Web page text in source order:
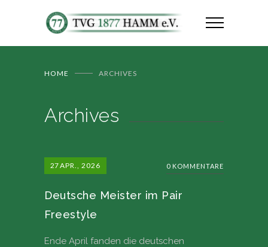
HOME ARCHIVES
Archives
27APR., 2026 0 KOMMENTARE
Deutsche Meister im Pair
Freestyle
Ende April fanden die deutschen